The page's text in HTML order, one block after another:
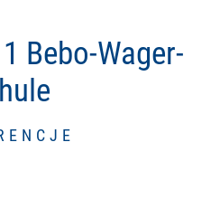
Bebo-Wager-